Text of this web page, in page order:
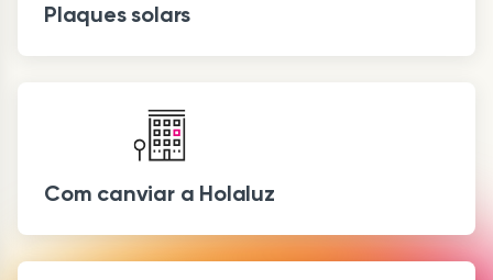
Plaques solars
Com canviar a Holaluz